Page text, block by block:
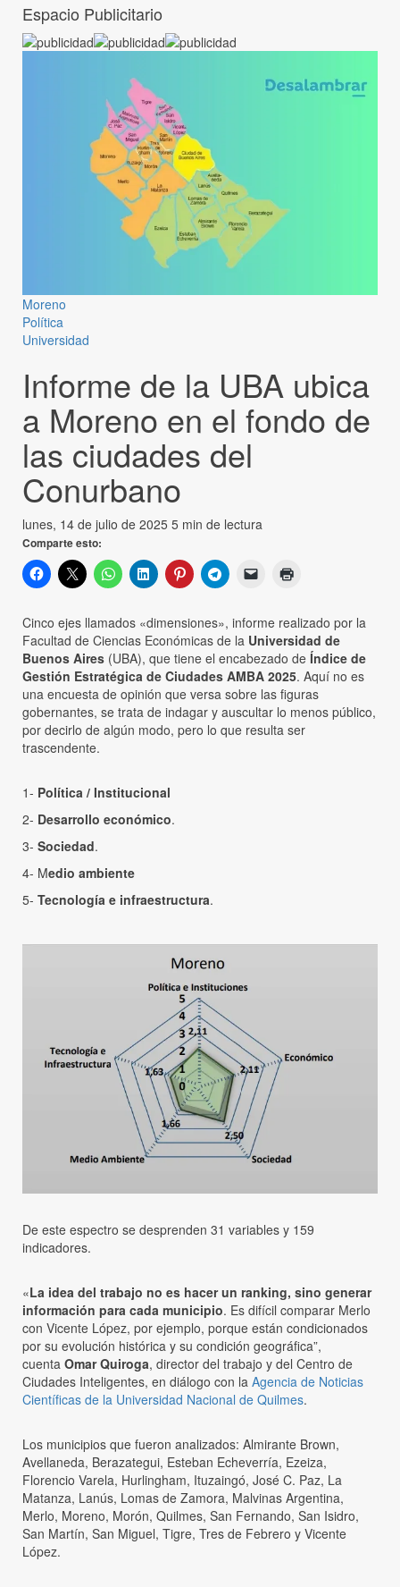
Espacio Publicitario
Moreno
Política
Universidad
Informe de la UBA ubica
a Moreno en el fondo de
las ciudades del
Conurbano
lunes, 14 de julio de 2025 5 min de lectura
Comparte esto:
Cinco ejes llamados «dimensiones», informe realizado por la
Facultad de Ciencias Económicas de la Universidad de
Buenos Aires (UBA), que tiene el encabezado de Índice de
Gestión Estratégica de Ciudades AMBA 2025. Aquí no es
una encuesta de opinión que versa sobre las figuras
gobernantes, se trata de indagar y auscultar lo menos público,
por decirlo de algún modo, pero lo que resulta ser
trascendente.
1- Política / Institucional
2- Desarrollo económico.
3- Sociedad.
4- Medio ambiente
5- Tecnología e infraestructura.
De este espectro se desprenden 31 variables y 159
indicadores.
«La idea del trabajo no es hacer un ranking, sino generar
información para cada municipio. Es difícil comparar Merlo
con Vicente López, por ejemplo, porque están condicionados
por su evolución histórica y su condición geográfica”,
cuenta Omar Quiroga, director del trabajo y del Centro de
Ciudades Inteligentes, en diálogo con la Agencia de Noticias
Científicas de la Universidad Nacional de Quilmes.
Los municipios que fueron analizados: Almirante Brown,
Avellaneda, Berazategui, Esteban Echeverría, Ezeiza,
Florencio Varela, Hurlingham, Ituzaingó, José C. Paz, La
Matanza, Lanús, Lomas de Zamora, Malvinas Argentina,
Merlo, Moreno, Morón, Quilmes, San Fernando, San Isidro,
San Martín, San Miguel, Tigre, Tres de Febrero y Vicente
López.